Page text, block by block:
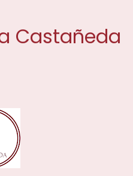
Castañeda